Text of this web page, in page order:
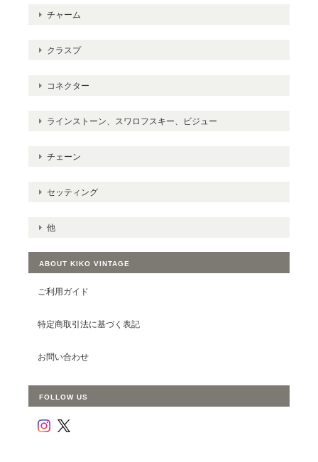
チャーム
クラスプ
コネクター
ラインストーン、スワロフスキー、ビジュー
チェーン
セッティング
他
ABOUT KIKO VINTAGE
ご利用ガイド
特定商取引法に基づく表記
お問い合わせ
FOLLOW US